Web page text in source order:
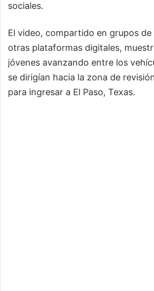
sociales.
El video, compartido en grupos
otras plataformas digitales,
jóvenes avanzando entre los
se dirigían hacia la zona de
para ingresar a El Paso, Texas.